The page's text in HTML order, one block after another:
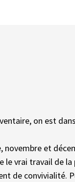
on est
novembre et
le vrai travail de
de convivialité.